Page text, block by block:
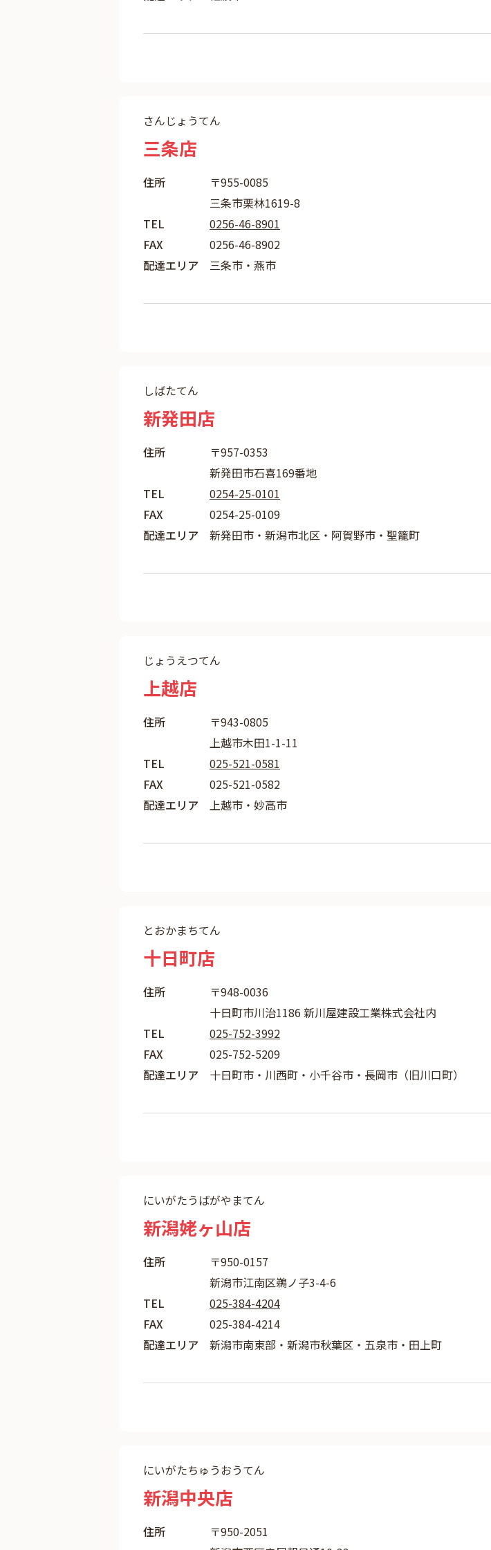
さんじょうてん
三条店
住所
〒955-0085
三条市栗林1619-8
TEL
0256-46-8901
FAX
0256-46-8902
配達エリア
三条市・燕市
しばたてん
新発田店
住所
〒957-0353
新発田市石喜169番地
TEL
0254-25-0101
FAX
0254-25-0109
配達エリア
新発田市・新潟市北区・阿賀野市・聖籠町
じょうえつてん
上越店
住所
〒943-0805
上越市木田1-1-11
TEL
025-521-0581
FAX
025-521-0582
配達エリア
上越市・妙高市
とおかまちてん
十日町店
住所
〒948-0036
十日町市川治1186 新川屋建設工業株式会社内
TEL
025-752-3992
FAX
025-752-5209
配達エリア
十日町市・川西町・小千谷市・長岡市（旧川口町）
にいがたうばがやまてん
新潟姥ヶ山店
住所
〒950-0157
新潟市江南区鵜ノ子3-4-6
TEL
025-384-4204
FAX
025-384-4214
配達エリア
新潟市南東部・新潟市秋葉区・五泉市・田上町
にいがたちゅうおうてん
新潟中央店
住所
〒950-2051